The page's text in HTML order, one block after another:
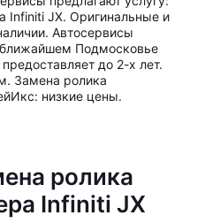
Infiniti JX. Оригинальные и
Автосервисы
Подмосковье
до 2-х лет.
Замена ролика
низкие цены.
ролика
Infiniti JX